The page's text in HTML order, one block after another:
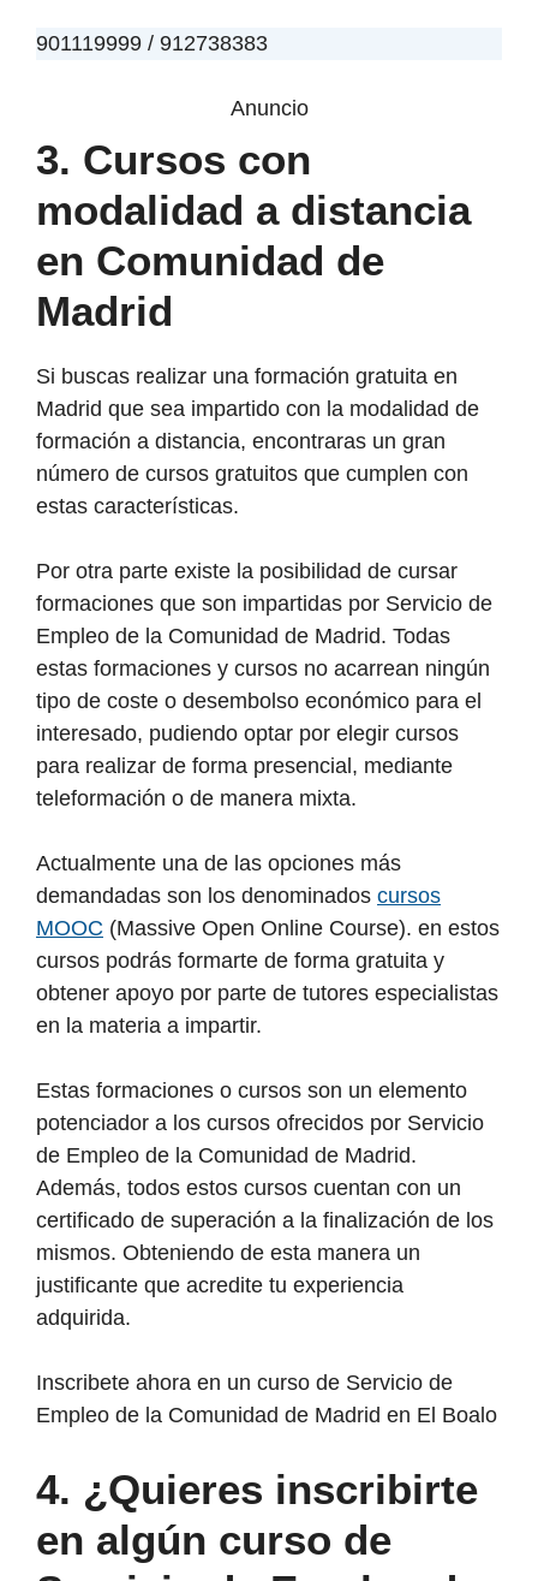
901119999 / 912738383
Anuncio
3. Cursos con
modalidad a distancia
en Comunidad de
Madrid
Si buscas realizar una formación gratuita en
Madrid que sea impartido con la modalidad de
formación a distancia, encontraras un gran
número de cursos gratuitos que cumplen con
estas características.
Por otra parte existe la posibilidad de cursar
formaciones que son impartidas por Servicio de
Empleo de la Comunidad de Madrid. Todas
estas formaciones y cursos no acarrean ningún
tipo de coste o desembolso económico para el
interesado, pudiendo optar por elegir cursos
para realizar de forma presencial, mediante
teleformación o de manera mixta.
Actualmente una de las opciones más
demandadas son los denominados cursos
MOOC (Massive Open Online Course). en estos
cursos podrás formarte de forma gratuita y
obtener apoyo por parte de tutores especialistas
en la materia a impartir.
Estas formaciones o cursos son un elemento
potenciador a los cursos ofrecidos por Servicio
de Empleo de la Comunidad de Madrid.
Además, todos estos cursos cuentan con un
certificado de superación a la finalización de los
mismos. Obteniendo de esta manera un
justificante que acredite tu experiencia
adquirida.
Inscribete ahora en un curso de Servicio de
Empleo de la Comunidad de Madrid en El Boalo
4. ¿Quieres inscribirte
en algún curso de